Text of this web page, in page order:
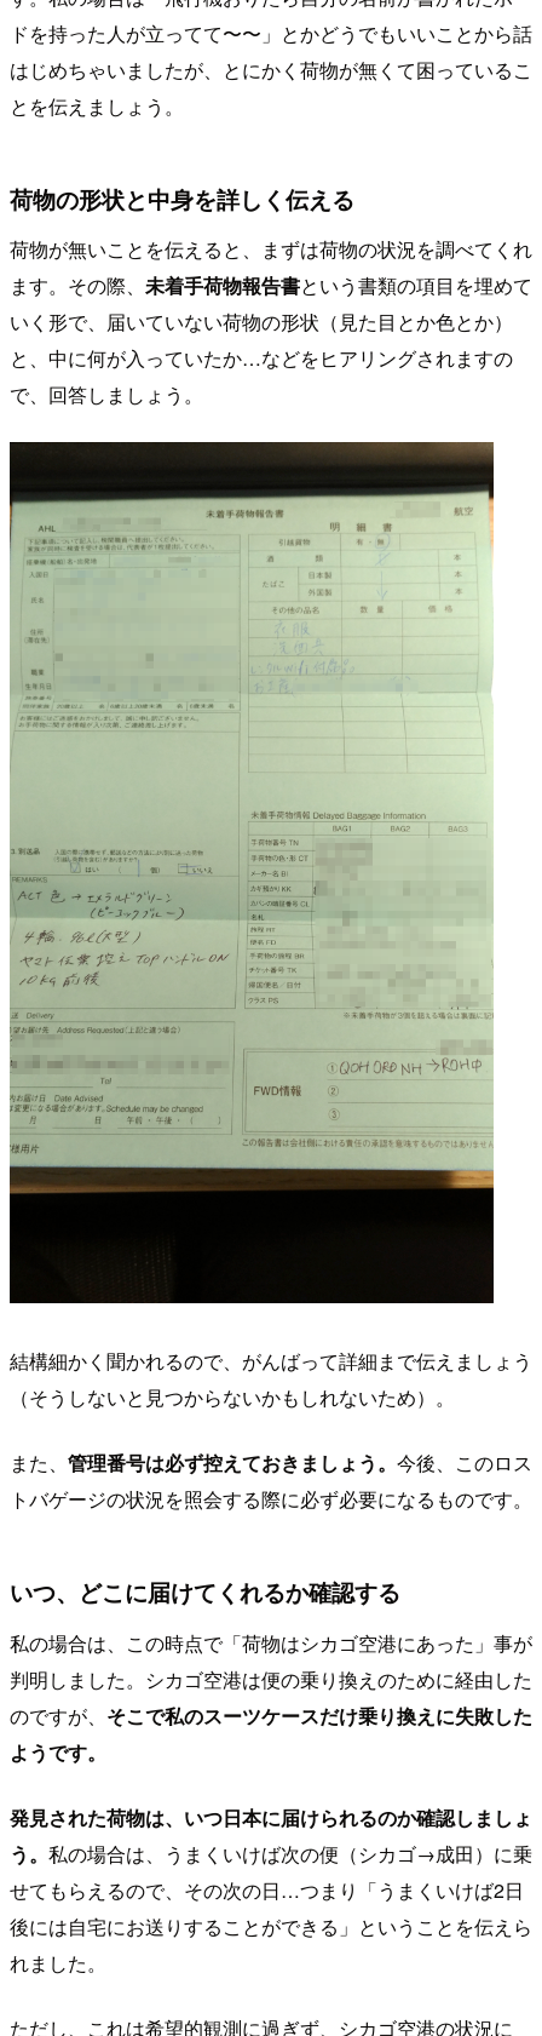
ドを持った人が立ってて〜〜」とかどうでもいいことから話
はじめちゃいましたが、とにかく荷物が無くて困っているこ
とを伝えましょう。
荷物の形状と中身を詳しく伝える
荷物が無いことを伝えると、まずは荷物の状況を調べてくれ
ます。その際、 未着手荷物報告書という書類の項目を埋めて
いく形で、届いていない荷物の形状（見た目とか色とか）
と、中に何が入っていたか…などをヒアリングされますの
で、回答しましょう。
結構細かく聞かれるので、がんばって詳細まで伝えましょう
（そうしないと見つからないかもしれないため）。
また、 管理番号は必ず控えておきましょう。 今後、このロス
トバゲージの状況を照会する際に必ず必要になるものです。
いつ、どこに届けてくれるか確認する
私の場合は、この時点で「荷物はシカゴ空港にあった」事が
判明しました。シカゴ空港は便の乗り換えのために経由した
のですが、 そこで私のスーツケースだけ乗り換えに失敗した
ようです。
発見された荷物は、いつ日本に届けられるのか確認しましょ
う。 私の場合は、うまくいけば次の便（シカゴ→成田）に乗
せてもらえるので、その次の日…つまり「うまくいけば2日
後には自宅にお送りすることができる」ということを伝えら
れました。
ただし、これは希望的観測に過ぎず、シカゴ空港の状況に